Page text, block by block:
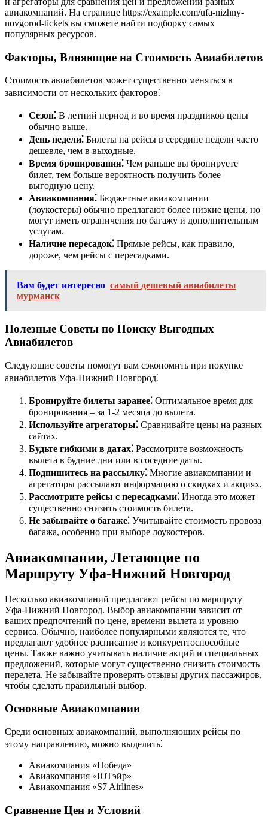
авиакомпаний. На странице https://example.com/ufa-nizhny-
novgorod-tickets вы сможете найти подборку самых
популярных ресурсов.
Факторы, Влияющие на Стоимость Авиабилетов
Стоимость авиабилетов может существенно меняться в
зависимости от нескольких факторов⁚
Сезон⁚ В летний период и во время праздников цены
обычно выше.
День недели⁚ Билеты на рейсы в середине недели часто
дешевле, чем в выходные.
Время бронирования⁚ Чем раньше вы бронируете
билет, тем больше вероятность получить более
выгодную цену.
Авиакомпания⁚ Бюджетные авиакомпании
(лоукостеры) обычно предлагают более низкие цены, но
могут иметь ограничения по багажу и дополнительным
услугам.
Наличие пересадок⁚ Прямые рейсы, как правило,
дороже, чем рейсы с пересадками.
Вам будет интересно самый дешевый авиабилеты
мурманск
Полезные Советы по Поиску Выгодных
Авиабилетов
Следующие советы помогут вам сэкономить при покупке
авиабилетов Уфа-Нижний Новгород⁚
Бронируйте билеты заранее⁚ Оптимальное время для
бронирования – за 1-2 месяца до вылета.
Используйте агрегаторы⁚ Сравнивайте цены на разных
сайтах.
Будьте гибкими в датах⁚ Рассмотрите возможность
вылета в будние дни или в соседние даты.
Подпишитесь на рассылку⁚ Многие авиакомпании и
агрегаторы рассылают информацию о скидках и акциях.
Рассмотрите рейсы с пересадками⁚ Иногда это может
существенно снизить стоимость билета.
Не забывайте о багаже⁚ Учитывайте стоимость провоза
багажа, особенно при выборе лоукостеров.
Авиакомпании, Летающие по
Маршруту Уфа-Нижний Новгород
Несколько авиакомпаний предлагают рейсы по маршруту
Уфа-Нижний Новгород. Выбор авиакомпании зависит от
ваших предпочтений по цене, времени вылета и уровню
сервиса. Обычно, наиболее популярными являются те, что
предлагают удобное расписание и конкурентоспособные
цены. Также важно учитывать наличие акций и специальных
предложений, которые могут существенно снизить стоимость
перелета. Не забывайте проверять отзывы других пассажиров,
чтобы сделать правильный выбор.
Основные Авиакомпании
Среди основных авиакомпаний, выполняющих рейсы по
этому направлению, можно выделить⁚
Авиакомпания «Победа»
Авиакомпания «ЮТэйр»
Авиакомпания «S7 Airlines»
Сравнение Цен и Условий